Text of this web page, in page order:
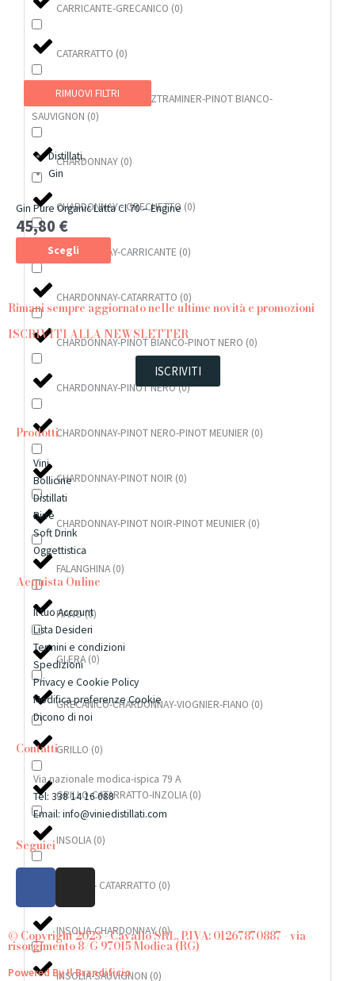
CARRICANTE-GRECANICO (0)
CATARRATTO (0)
CATARRATTO-GEWÜRZTRAMINER-PINOT BIANCO-
SAUVIGNON (0)
CHARDONNAY (0)
CHARDONNAY - GRECHETTO (0)
CHARDONNAY-CARRICANTE (0)
CHARDONNAY-CATARRATTO (0)
CHARDONNAY-PINOT BIANCO-PINOT NERO (0)
CHARDONNAY-PINOT NERO(0)
CHARDONNAY-PINOT NERO-PINOT MEUNIER (0)
CHARDONNAY-PINOT NOIR (0)
CHARDONNAY-PINOT NOIR-PINOT MEUNIER (0)
FALANGHINA (0)
FIANO (0)
GLERA (0)
GRECANICO-CHARDONNAY-VIOGNIER-FIANO (0)
GRILLO (0)
GRILLO-CATARRATTO-INZOLIA (0)
INSOLIA (0)
INSOLIA - CATARRATTO (0)
INSOLIA-CHARDONNAY(0)
INSOLIA-SAUVIGNON (0)
RIMUOVI FILTRI
Distillati,
Gin
Gin Pure Organic Latta Cl 70 – Engine
45,80 €
Scegli
prodotto
varianti.
opzioni
possono
scelte
nella
pagina
del
Rimani sempre aggiornato nelle ultime novità e promozioni
ISCRIVITI ALLA NEWSLETTER
ISCRIVITI
Prodotti
Vini
Bollicine
Distillati
Birre
Soft Drink
Oggettistica
Acquista Online
Il tuo Account
Lista Desideri
Termini e condizioni
Spedizioni
Privacy e Cookie Policy
Modifica preferenze Cookie
Dicono di noi
Contatti
Via nazionale modica-ispica 79 A
Tel: 338 14 16 088
Email: info@viniedistillati.com
Seguici
F
c
e
b
o
I
s
t
a
g
© Copyright 2023 - Cavallo SRL, P.IVA: 01267870887 - via
risorgimento 8/G 97015 Modica (RG)
Powered By Il Brandificio